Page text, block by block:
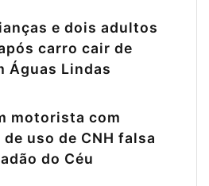
e dois adultos
carro cair de
Águas Lindas
motorista com
uso de CNH falsa
do Céu